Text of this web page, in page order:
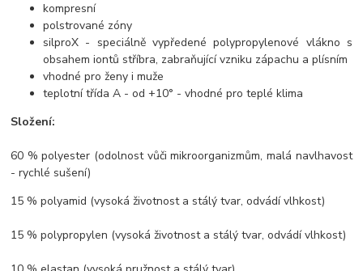
kompresní
polstrované zóny
silproX - speciálně vypředené polypropylenové vlákno s
obsahem iontů stříbra, zabraňující vzniku zápachu a plísním
vhodné pro ženy i muže
teplotní třída A - od +10° - vhodné pro teplé klima
Složení:
60 % polyester (odolnost vůči mikroorganizmům, malá navlhavost
- rychlé sušení)
15 % polyamid (vysoká životnost a stálý tvar, odvádí vlhkost)
15 % polypropylen (vysoká životnost a stálý tvar, odvádí vlhkost)